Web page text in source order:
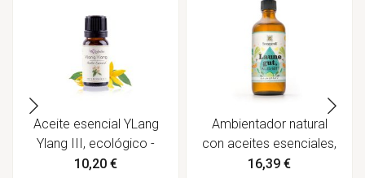
Aceite esencial YLang
Ylang III, ecológico -
Labiatae
10,20 €
Ambientador natural
con aceites esenciales,
ecológico, "Buen
16,39 €